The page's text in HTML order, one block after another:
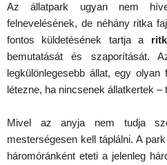
Az állatpark ugyan nem
felnevelésének, de néhány ritka
fontos küldetésének tartja a
bemutatását és szaporítását.
legkülönlegesebb állat, egy
létezne, ha nincsenek állatkertek
Mivel az anyja nem tudja
mesterségesen kell táplálni. A
háromóránként eteti a jelenleg